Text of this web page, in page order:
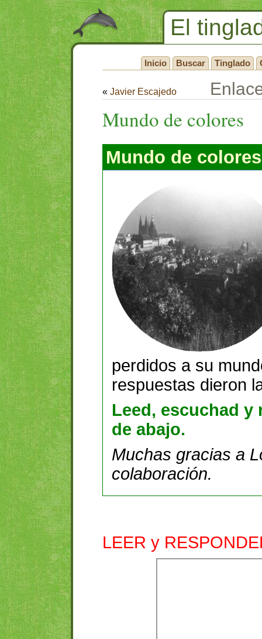
El
Inicio Buscar Tinglado
« Javier Escajedo
Mundo de colores
Mundo de colores
perdidos a su
respuestas dieron
Leed, escuchad y
de abajo.
Muchas gracias a
colaboración.
LEER y